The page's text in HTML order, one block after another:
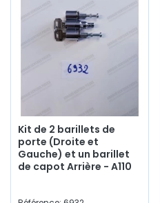
Kit de 2 barillets de
porte (Droite et
Gauche) et un barillet
de capot Arrière - A110